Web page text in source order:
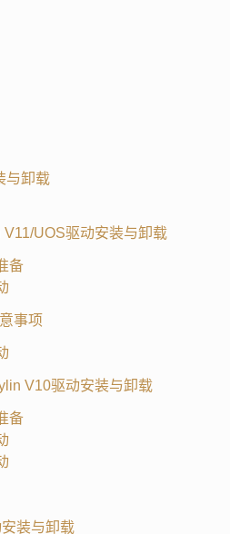
与卸载
UOS驱动安装与卸载
备
事项
V10驱动安装与卸载
备
装与卸载